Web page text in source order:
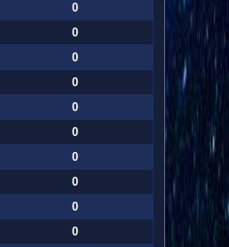
0
0
0
0
0
0
0
0
0
0